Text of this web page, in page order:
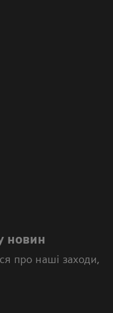
новин
про наші заходи,